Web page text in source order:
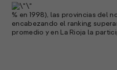
% en 1998), las provincias del
encabezando el ranking
promedio y en La Rioja la